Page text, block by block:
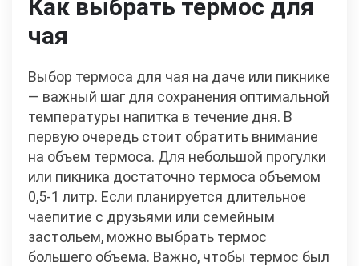
Как выбрать термос для
чая
Выбор термоса для чая на даче или пикнике
— важный шаг для сохранения оптимальной
температуры напитка в течение дня. В
первую очередь стоит обратить внимание
на объем термоса. Для небольшой прогулки
или пикника достаточно термоса объемом
0,5-1 литр. Если планируется длительное
чаепитие с друзьями или семейным
застольем, можно выбрать термос
большего объема. Важно, чтобы термос был